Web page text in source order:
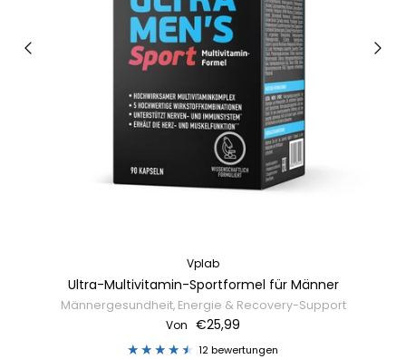
Vplab
Ultra-Multivitamin-Sportformel für Männer
Männergesundheit, Energie & Recovery-Support
Von €25,99
12 bewertungen